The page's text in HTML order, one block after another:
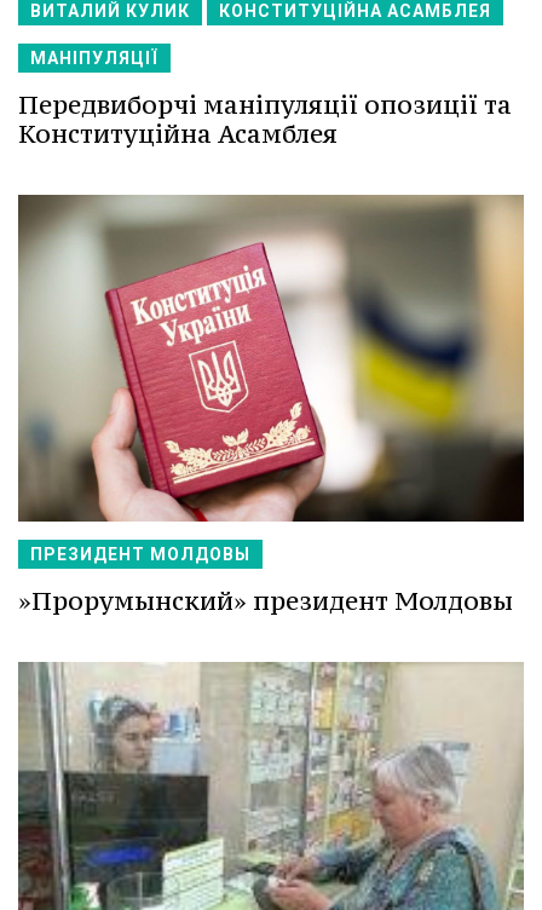
ВИТАЛИЙ КУЛИК КОНСТИТУЦІЙНА АСАМБЛЕЯ
МАНІПУЛЯЦІЇ
Передвиборчі маніпуляції опозиції та
Конституційна Асамблея
ПРЕЗИДЕНТ МОЛДОВЫ
»Прорумынский» президент Молдовы